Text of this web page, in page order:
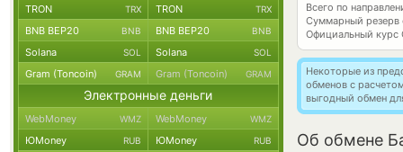
Всего по
Суммарный резерв
Официальный курс
Некоторые из
обменов с
выгодный обмен
Об обмене
TRON TRX TRON TRX
BNB BEP20 BNB BNB BEP20 BNB
Solana SOL Solana SOL
Gram (Toncoin) GRAM Gram (Toncoin) GRAM
Электронные деньги
WebMoney WMZ WebMoney WMZ
ЮMoney RUB ЮMoney RUB